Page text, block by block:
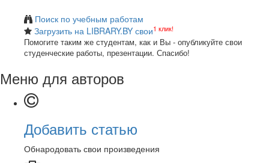
Поиск по учебным работам
Загрузить на LIBRARY.BY свои1 клик!
Помогите таким же студентам, как и Вы - опубликуйте свои
студенческие работы, презентации. Спасибо!
Меню для авторов
Добавить статью
Обнародовать свои произведения